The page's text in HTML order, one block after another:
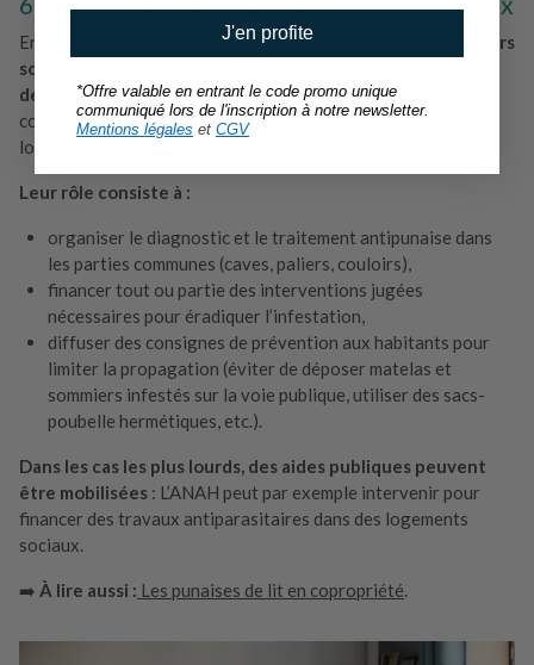
En tant que gestionnaires de logements collectifs,
les bailleurs
sociaux ont une obligation légale de garantir la salubrité
des immeubles. Une infestation de punaises de lit est donc
considérée comme une atteinte aux conditions de vie des
locataires.
Leur rôle consiste à :
organiser le diagnostic et le traitement antipunaise dans
les parties communes (caves, paliers, couloirs),
financer tout ou partie des interventions jugées
nécessaires pour éradiquer l’infestation,
diffuser des consignes de prévention aux habitants pour
limiter la propagation (éviter de déposer matelas et
sommiers infestés sur la voie publique, utiliser des sacs-
poubelle hermétiques, etc.).
Dans les cas les plus lourds, des aides publiques peuvent
être mobilisées : L’ANAH peut par exemple intervenir pour
financer des travaux antiparasitaires dans des logements
sociaux.
➡️ À lire aussi : Les punaises de lit en copropriété.
J'en profite
*Offre valable en entrant le code promo unique
communiqué lors de l'inscription à notre newsletter.
Mentions légales et CGV